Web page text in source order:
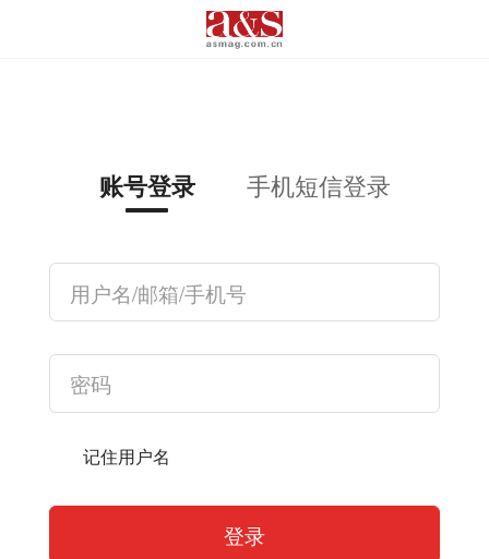
账号登录 手机短信登录
记住用户名